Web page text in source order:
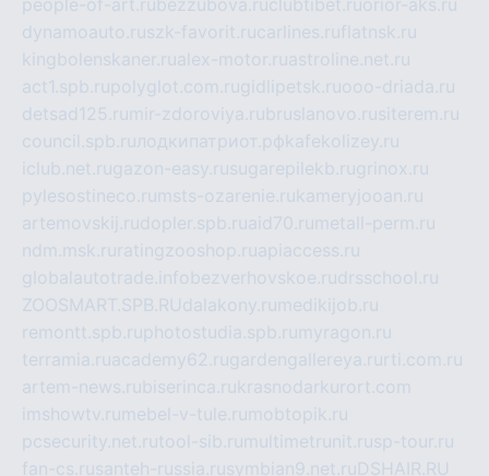
people-of-art.rubezzubova.ruclubtibet.ruorior-aks.ru
dynamoauto.ruszk-favorit.rucarlines.ruflatnsk.ru
kingbolenskaner.rualex-motor.ruastroline.net.ru
act1.spb.rupolyglot.com.rugidlipetsk.ruooo-driada.ru
detsad125.ru mir-zdoroviya.rubruslanovo.rusiterem.ru
council.spb.ruлодкипатриот.рфkafekolizey.ru
iclub.net.rugazon-easy.rusugarepilekb.rugrinox.ru
pylesostineco.ru msts-ozarenie.rukameryjooan.ru
artemovskij.rudopler.spb.ruaid70.ru metall-perm.ru
ndm.msk.ru ratingzooshop.ruapiaccess.ru
globalautotrade.info bezverhovskoe.rudrsschool.ru
ZOOSMART.SPB.RUdalakony.ru medikijob.ru
remontt.spb.ruphotostudia.spb.ru myragon.ru
terramia.ruacademy62.rugardengallereya.ru rti.com.ru
artem-news.rubiserinca.rukrasnodarkurort.com
imshowtv.ru mebel-v-tule.ru mobtopik.ru
pcsecurity.net.rutool-sib.ru multimetrunit.rusp-tour.ru
fan-cs.rusanteh-russia.rusymbian9.net.ruDSHAIR.RU